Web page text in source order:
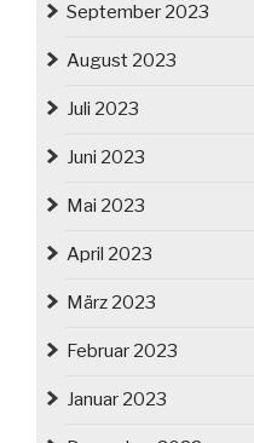
September 2023
August 2023
Juli 2023
Juni 2023
Mai 2023
April 2023
März 2023
Februar 2023
Januar 2023